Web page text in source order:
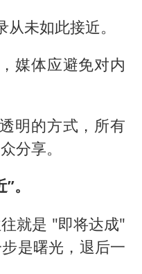
未如此接近。
媒体应避免对内
明的方式，所有
分享。
。
就是 "即将达成"
是曙光，退后一